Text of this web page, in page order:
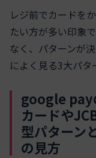
レジ前でカードを
たい方が多い印象
なく、パターンが
によく見る3大パタ
google pay
カードや
型パターン
の見方